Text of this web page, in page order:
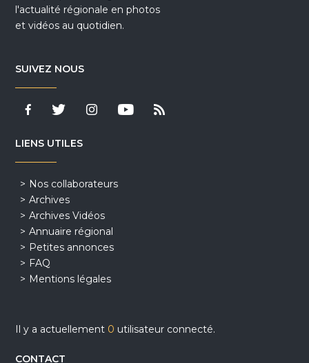
l'actualité régionale en photos
et vidéos au quotidien.
SUIVEZ NOUS
LIENS UTILES
Nos collaborateurs
Archives
Archives Vidéos
Annuaire régional
Petites annonces
FAQ
Mentions légales
Il y a actuellement 0 utilisateur connecté.
CONTACT